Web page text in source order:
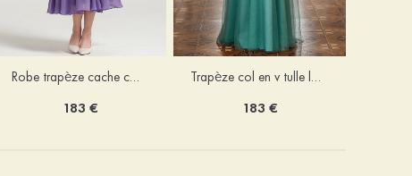
Robe trapèze cache cœur mousseline longueur mollet robe de mère de la mariée avec plissé veste
183 €
Trapèze col en v tulle longueur ras du sol robe de mère de la mariée avec perles paillettes
183 €